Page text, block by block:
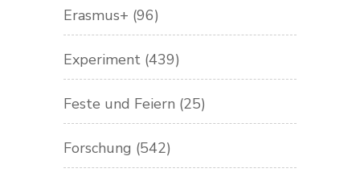
Erasmus+ (96)
Experiment (439)
Feste und Feiern (25)
Forschung (542)